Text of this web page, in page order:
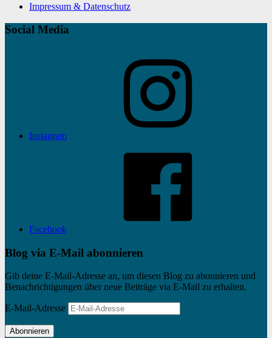
Impressum & Datenschutz
Social Media
Instagram
Facebook
Blog via E-Mail abonnieren
Gib deine E-Mail-Adresse an, um diesen Blog zu abonnieren und
Benachrichtigungen über neue Beiträge via E-Mail zu erhalten.
E-Mail-Adresse
Abonnieren